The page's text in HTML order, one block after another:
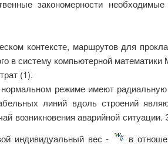
закономерности
контексте, маршрутов для
в систему компьютерной математики
(1).
режиме имеют
линий вдоль строений
возникновения аварийной
индивидуальный вес -
в